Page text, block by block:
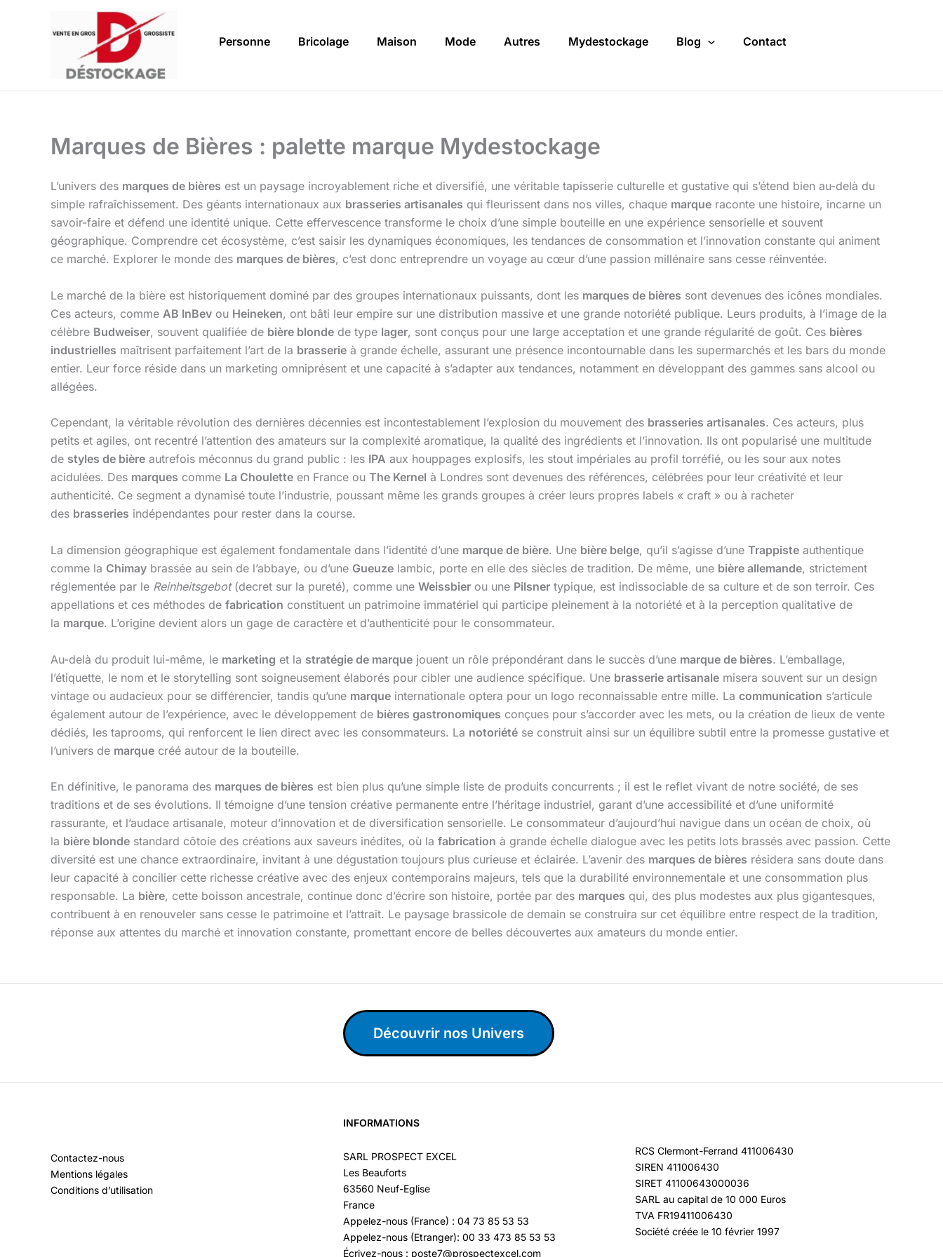
Personne Bricolage Maison Mode Autres Mydestockage Blog Contact
Marques de Bières : palette marque Mydestockage
L’univers des marques de bières est un paysage incroyablement riche et diversifié, une véritable tapisserie culturelle et gustative qui s’étend bien au-delà du
simple rafraîchissement. Des géants internationaux aux brasseries artisanales qui fleurissent dans nos villes, chaque marque raconte une histoire, incarne un
savoir-faire et défend une identité unique. Cette effervescence transforme le choix d’une simple bouteille en une expérience sensorielle et souvent
géographique. Comprendre cet écosystème, c’est saisir les dynamiques économiques, les tendances de consommation et l’innovation constante qui animent
ce marché. Explorer le monde des marques de bières, c’est donc entreprendre un voyage au cœur d’une passion millénaire sans cesse réinventée.
Le marché de la bière est historiquement dominé par des groupes internationaux puissants, dont les marques de bières sont devenues des icônes mondiales.
Ces acteurs, comme AB InBev ou Heineken, ont bâti leur empire sur une distribution massive et une grande notoriété publique. Leurs produits, à l’image de la
célèbre Budweiser, souvent qualifiée de bière blonde de type lager, sont conçus pour une large acceptation et une grande régularité de goût. Ces bières
industrielles maîtrisent parfaitement l’art de la brasserie à grande échelle, assurant une présence incontournable dans les supermarchés et les bars du monde
entier. Leur force réside dans un marketing omniprésent et une capacité à s’adapter aux tendances, notamment en développant des gammes sans alcool ou
allégées.
Cependant, la véritable révolution des dernières décennies est incontestablement l’explosion du mouvement des brasseries artisanales. Ces acteurs, plus
petits et agiles, ont recentré l’attention des amateurs sur la complexité aromatique, la qualité des ingrédients et l’innovation. Ils ont popularisé une multitude
de styles de bière autrefois méconnus du grand public : les IPA aux houppages explosifs, les stout impériales au profil torréfié, ou les sour aux notes
acidulées. Des marques comme La Choulette en France ou The Kernel à Londres sont devenues des références, célébrées pour leur créativité et leur
authenticité. Ce segment a dynamisé toute l’industrie, poussant même les grands groupes à créer leurs propres labels « craft » ou à racheter
des brasseries indépendantes pour rester dans la course.
La dimension géographique est également fondamentale dans l’identité d’une marque de bière. Une bière belge, qu’il s’agisse d’une Trappiste authentique
comme la Chimay brassée au sein de l’abbaye, ou d’une Gueuze lambic, porte en elle des siècles de tradition. De même, une bière allemande, strictement
réglementée par le Reinheitsgebot(decret sur la pureté), comme une Weissbier ou une Pilsner typique, est indissociable de sa culture et de son terroir. Ces
appellations et ces méthodes de fabrication constituent un patrimoine immatériel qui participe pleinement à la notoriété et à la perception qualitative de
la marque. L’origine devient alors un gage de caractère et d’authenticité pour le consommateur.
Au-delà du produit lui-même, le marketing et la stratégie de marque jouent un rôle prépondérant dans le succès d’une marque de bières. L’emballage,
l’étiquette, le nom et le storytelling sont soigneusement élaborés pour cibler une audience spécifique. Une brasserie artisanale misera souvent sur un design
vintage ou audacieux pour se différencier, tandis qu’une marque internationale optera pour un logo reconnaissable entre mille. La communication s’articule
également autour de l’expérience, avec le développement de bières gastronomiques conçues pour s’accorder avec les mets, ou la création de lieux de vente
dédiés, les taprooms, qui renforcent le lien direct avec les consommateurs. La notoriété se construit ainsi sur un équilibre subtil entre la promesse gustative et
l’univers de marque créé autour de la bouteille.
En définitive, le panorama des marques de bières est bien plus qu’une simple liste de produits concurrents ; il est le reflet vivant de notre société, de ses
traditions et de ses évolutions. Il témoigne d’une tension créative permanente entre l’héritage industriel, garant d’une accessibilité et d’une uniformité
rassurante, et l’audace artisanale, moteur d’innovation et de diversification sensorielle. Le consommateur d’aujourd’hui navigue dans un océan de choix, où
la bière blonde standard côtoie des créations aux saveurs inédites, où la fabrication à grande échelle dialogue avec les petits lots brassés avec passion. Cette
diversité est une chance extraordinaire, invitant à une dégustation toujours plus curieuse et éclairée. L’avenir des marques de bières résidera sans doute dans
leur capacité à concilier cette richesse créative avec des enjeux contemporains majeurs, tels que la durabilité environnementale et une consommation plus
responsable. La bière, cette boisson ancestrale, continue donc d’écrire son histoire, portée par des marques qui, des plus modestes aux plus gigantesques,
contribuent à en renouveler sans cesse le patrimoine et l’attrait. Le paysage brassicole de demain se construira sur cet équilibre entre respect de la tradition,
réponse aux attentes du marché et innovation constante, promettant encore de belles découvertes aux amateurs du monde entier.
Découvrir nos Univers
Contactez-nous
Mentions légales
Conditions d’utilisation
INFORMATIONS
SARL PROSPECT EXCEL
Les Beauforts
63560 Neuf-Eglise
France
Appelez-nous (France) : 04 73 85 53 53
Appelez-nous (Etranger): 00 33 473 85 53 53
Écrivez-nous : poste7@prospectexcel.com
RCS Clermont-Ferrand 411006430
SIREN 411006430
SIRET 41100643000036
SARL au capital de 10 000 Euros
TVA FR19411006430
Société créée le 10 février 1997